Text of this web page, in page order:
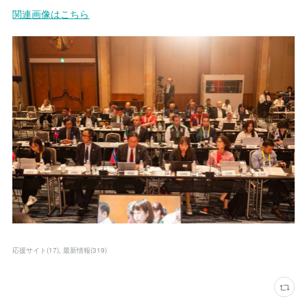
関連画像はこちら
応援サイト (17) 最新情報(319)